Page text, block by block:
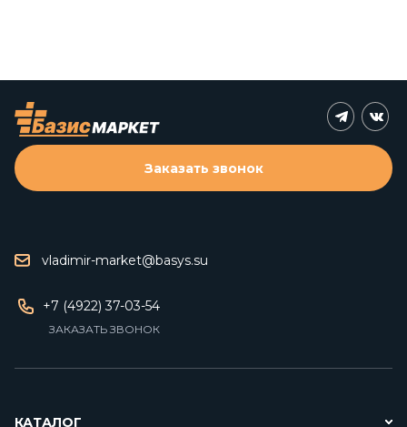
vladimir-market@basys.su
+7 (4922) 37-03-54
ЗАКАЗАТЬ ЗВОНОК
Заказать звонок
КАТАЛОГ